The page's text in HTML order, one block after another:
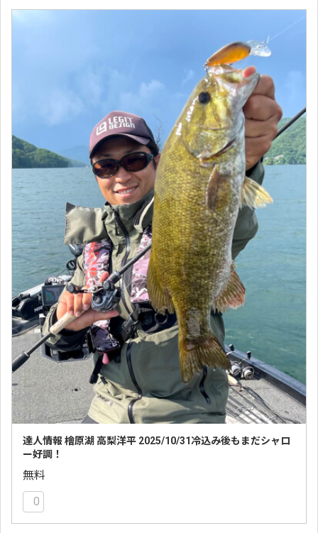
達人情報 檜原湖 高梨洋平 2025/10/31冷込み後もまだシャロ
ー好調！
無料
0